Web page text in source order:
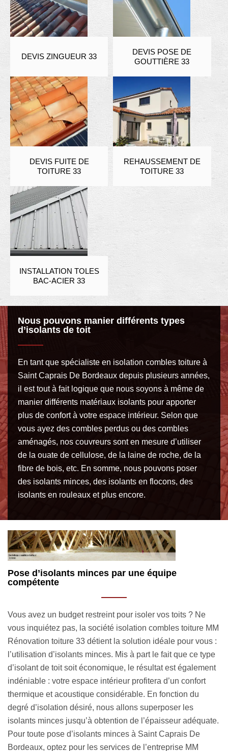
DEVIS ZINGUEUR 33
DEVIS POSE DE
GOUTTIÈRE 33
DEVIS FUITE DE
TOITURE 33
REHAUSSEMENT DE
TOITURE 33
INSTALLATION TOLES
BAC-ACIER 33
Nous pouvons manier différents types
d’isolants de toit
En tant que spécialiste en isolation combles toiture à
Saint Caprais De Bordeaux depuis plusieurs années,
il est tout à fait logique que nous soyons à même de
manier différents matériaux isolants pour apporter
plus de confort à votre espace intérieur. Selon que
vous ayez des combles perdus ou des combles
aménagés, nos couvreurs sont en mesure d’utiliser
de la ouate de cellulose, de la laine de roche, de la
fibre de bois, etc. En somme, nous pouvons poser
des isolants minces, des isolants en flocons, des
isolants en rouleaux et plus encore.
Vos avantages à engager l’artisan isolation
combles toiture MM Rénovation toiture 33
MM Rénovation toiture 33 est un couvreur isolation
combles toiture à Saint Caprais De Bordeaux qui est en
activité depuis de nombreuses années. Nous pouvons à la
fois nous mettre aux services des particuliers, des
entreprises, des collectivités, des associations, des écoles
et plus encore. Ce qui démarque notre établissement, c’est
notre savoir-faire, notre expertise et notre
professionnalisme. L’artisan isolation combles toiture MM
Rénovation toiture 33 est un professionnel qui se met à
l’écoute des clients et qui fournit des prestations de qualité.
Nos conseils sont gratuits si vous avez besoin d’un